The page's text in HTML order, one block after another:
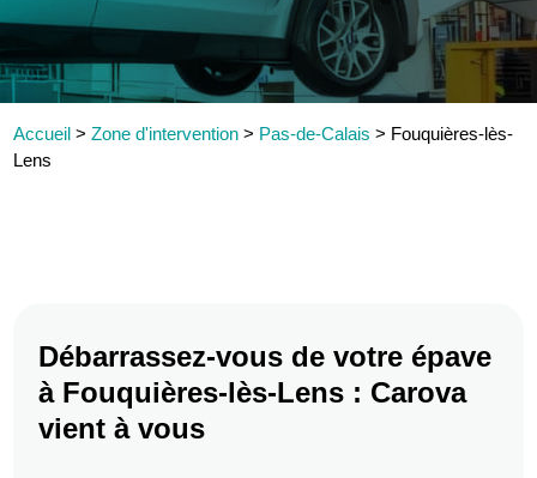
Accueil >Zone d'intervention > Pas-de-Calais > Fouquières-lès-
Lens
Débarrassez-vous de votre épave
à Fouquières-lès-Lens : Carova
vient à vous